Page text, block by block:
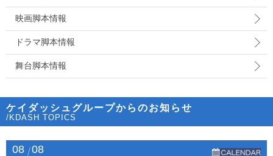
映画脚本情報
ドラマ脚本情報
舞台脚本情報
ケイダッシュグループからのお知らせ
/KDASH TOPICS
08 08